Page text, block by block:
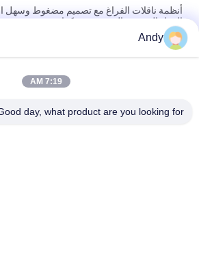
أنظمة ناقلات الفراغ مع تصميم مضغوط وسهل
المواد الحبيبية وال مسحوق بكفاءة
أنظمة النقل الفراغي الآلية للتغذية والتفريغ
العمليات الصناعية
أنظمة النقل بالشفط مصممة لنقل المواد البودرة
Andy
7:19 AM
day, what product are you looking for?